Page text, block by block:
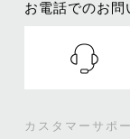
お電話でのお問
カスタマーサポ